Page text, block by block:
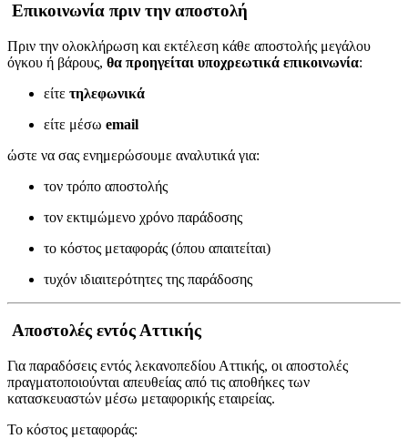
Επικοινωνία πριν την αποστολή
Πριν την ολοκλήρωση και εκτέλεση κάθε αποστολής μεγάλου
όγκου ή βάρους, θα προηγείται υποχρεωτικά επικοινωνία:
είτε τηλεφωνικά
είτε μέσω email
ώστε να σας ενημερώσουμε αναλυτικά για:
τον τρόπο αποστολής
τον εκτιμώμενο χρόνο παράδοσης
το κόστος μεταφοράς (όπου απαιτείται)
τυχόν ιδιαιτερότητες της παράδοσης
Αποστολές εντός Αττικής
Για παραδόσεις εντός λεκανοπεδίου Αττικής, οι αποστολές
πραγματοποιούνται απευθείας από τις αποθήκες των
κατασκευαστών μέσω μεταφορικής εταιρείας.
Το κόστος μεταφοράς: